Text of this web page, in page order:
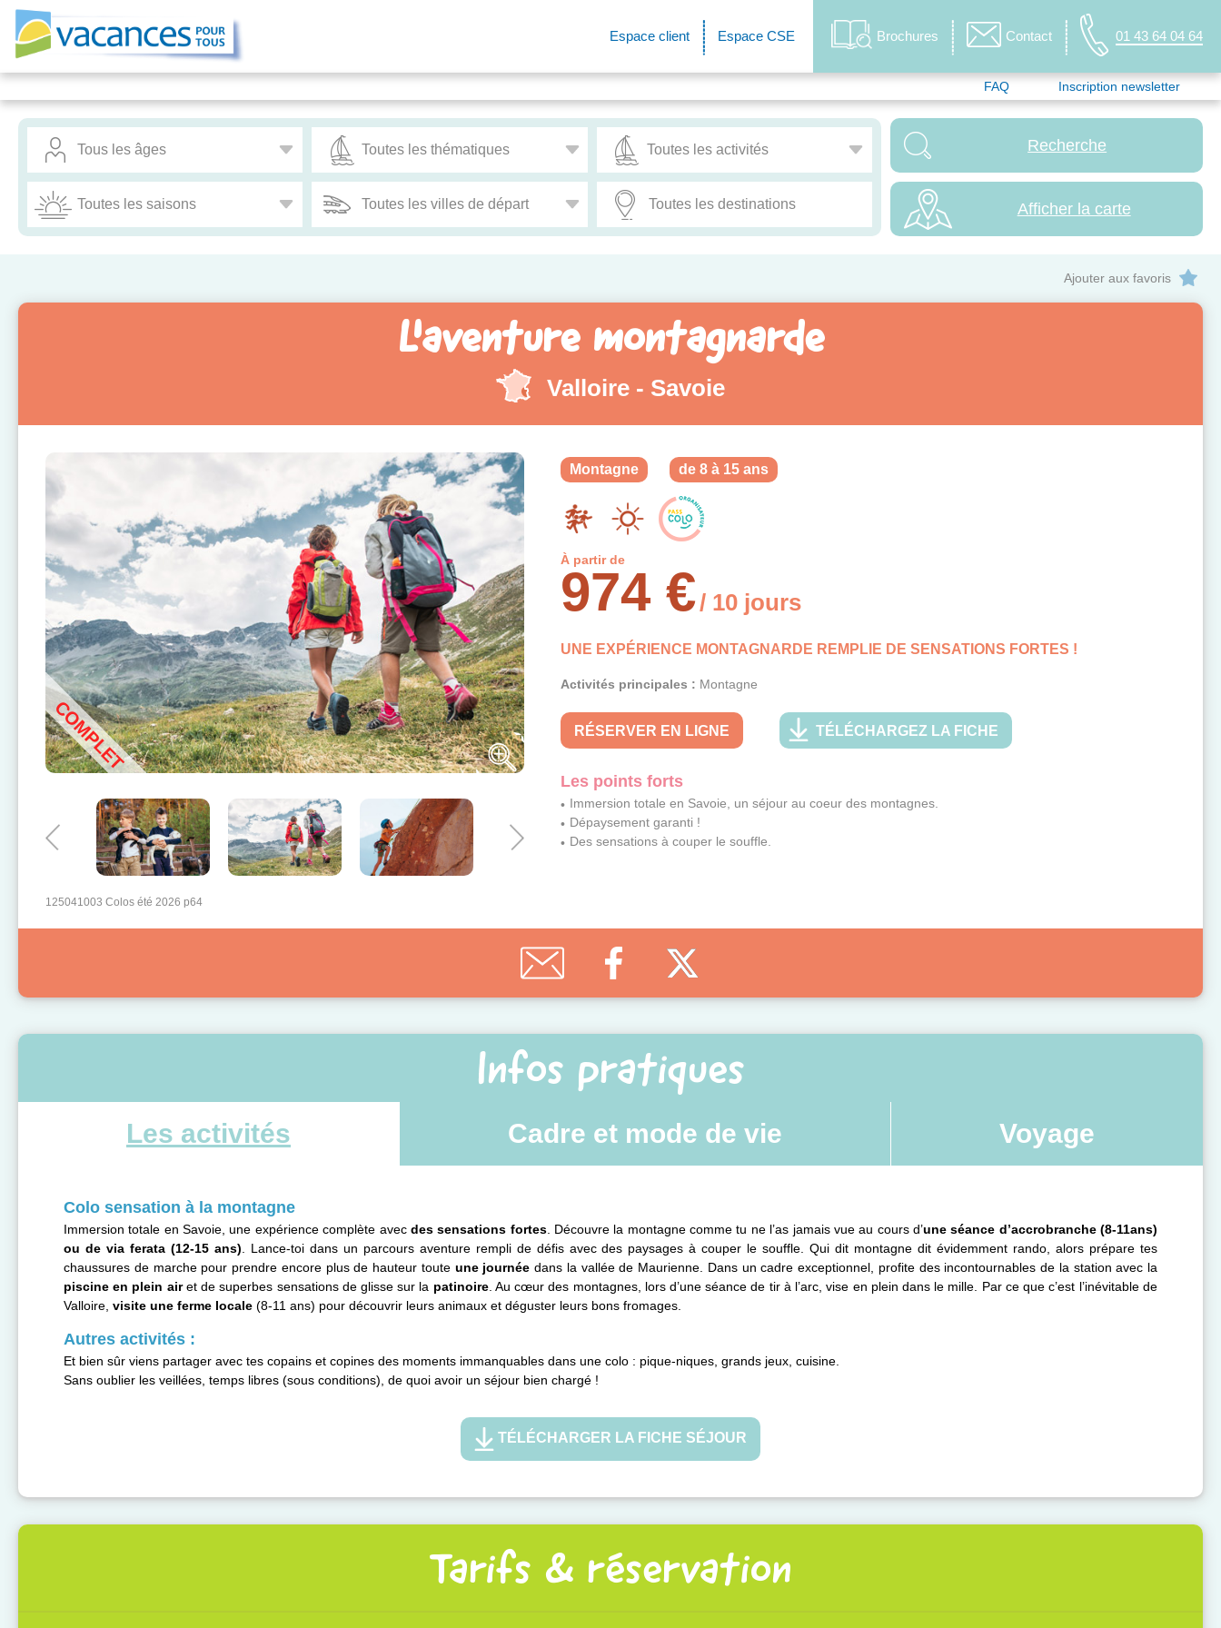
Espace client Espace CSE Brochures Contact 01 43 64 04 64
FAQ Inscription newsletter
Afficher la carte
Ajouter aux favoris
L'aventure montagnarde
Valloire - Savoie
COMPLET
125041003 Colos été 2026 p64
Montagne de 8 à 15 ans
À partir de
974 €/ 10 jours
UNE EXPÉRIENCE MONTAGNARDE REMPLIE DE SENSATIONS FORTES !
Activités principales : Montagne
RÉSERVER EN LIGNE TÉLÉCHARGEZ LA FICHE
Les points forts
Immersion totale en Savoie, un séjour au coeur des montagnes.
Dépaysement garanti !
Des sensations à couper le souffle.
Infos pratiques
Les activités Cadre et mode de vie Voyage
Colo sensation à la montagne
Immersion totale en Savoie, une expérience complète avec des sensations fortes. Découvre la montagne comme tu ne l’as jamais vue au cours d’une séance d’accrobranche (8-11ans)
ou de via ferata (12-15 ans). Lance-toi dans un parcours aventure rempli de défis avec des paysages à couper le souffle. Qui dit montagne dit évidemment rando, alors prépare tes
chaussures de marche pour prendre encore plus de hauteur touteune journée dans la vallée de Maurienne. Dans un cadre exceptionnel, profite des incontournables de la station avec la
piscine en plein airet de superbes sensations de glisse sur la patinoire. Au cœur des montagnes, lors d’une séance de tir à l’arc, vise en plein dans le mille. Par ce que c’est l’inévitable de
Valloire, visite une ferme locale (8-11 ans) pour découvrir leurs animaux et déguster leurs bons fromages.
Autres activités :
Et bien sûr viens partager avec tes copains et copines des moments immanquables dans une colo : pique-niques, grands jeux, cuisine.
Sans oublier les veillées, temps libres (sous conditions), de quoi avoir un séjour bien chargé !
TÉLÉCHARGER LA FICHE SÉJOUR
Tarifs & réservation